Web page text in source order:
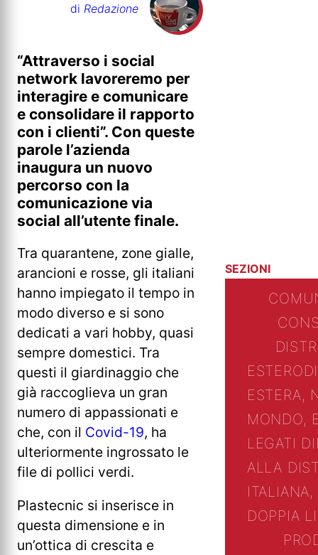
di Redazione
“Attraverso i social
network lavoreremo per
interagire e comunicare
e consolidare il rapporto
con i clienti”. Con queste
parole l’azienda
inaugura un nuovo
percorso con la
comunicazione via
social all’utente finale.
Tra quarantene, zone gialle,
arancioni e rosse, gli italiani
hanno impiegato il tempo in
modo diverso e si sono
dedicati a vari hobby, quasi
sempre domestici. Tra
questi il giardinaggio che
già raccoglieva un gran
numero di appassionati e
che, con il Covid-19, ha
ulteriormente ingrossato le
file di pollici verdi.
Plastecnic si inserisce in
questa dimensione e in
un’ottica di crescita e
SEZIONI
ESTERO
ESTERA,
MONDO,
LEGATI
ALLA
DOPPIA